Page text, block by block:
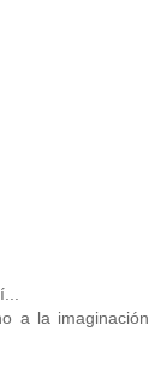
a la imaginación